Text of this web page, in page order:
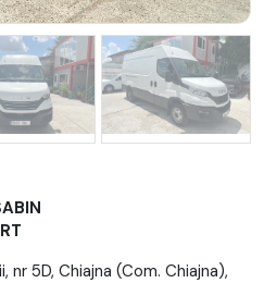
nr 5D, Chiajna (Com. Chiajna),